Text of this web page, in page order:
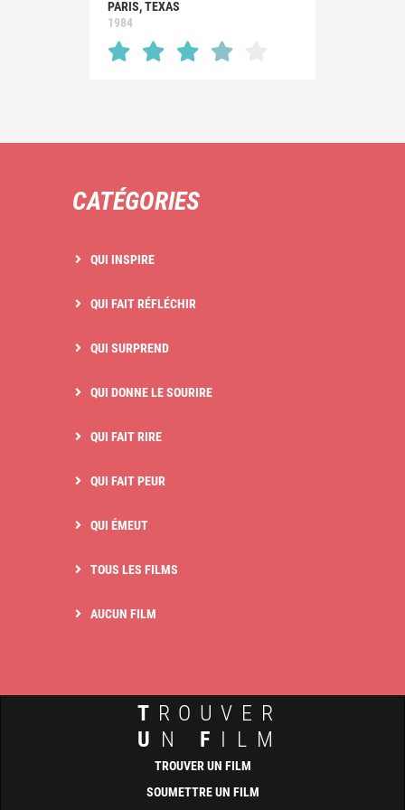
PARIS, TEXAS
1984
CATÉGORIES
QUI INSPIRE
QUI FAIT RÉFLÉCHIR
QUI SURPREND
QUI DONNE LE SOURIRE
QUI FAIT RIRE
QUI FAIT PEUR
QUI ÉMEUT
TOUS LES FILMS
AUCUN FILM
T ROUVER
U N F ILM
TROUVER UN FILM
SOUMETTRE UN FILM